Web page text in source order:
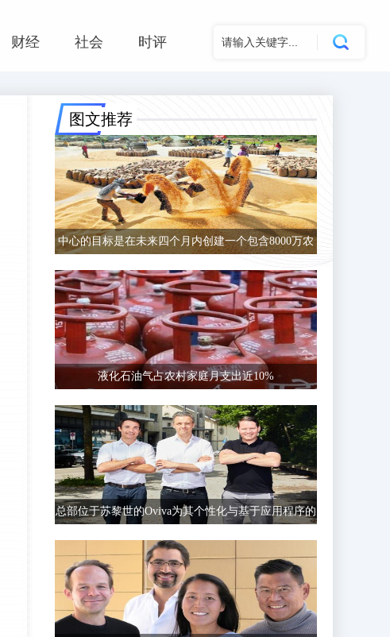
财经 社会 时评
图文推荐
中心的目标是在未来四个月内创建一个包含8000万农
液化石油气占农村家庭月支出近10%
总部位于苏黎世的Oviva为其个性化与基于应用程序的